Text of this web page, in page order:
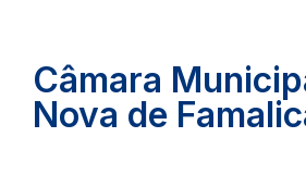
Câmara
Nova de